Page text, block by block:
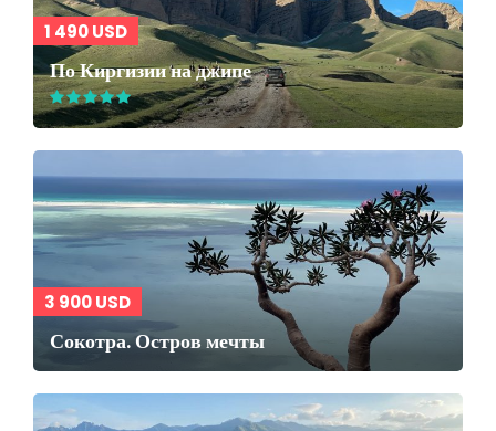
1 490 USD
По Киргизии на джипе
3 900 USD
Сокотра. Остров мечты